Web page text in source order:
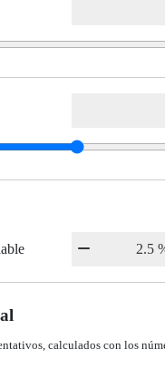
calculados con los